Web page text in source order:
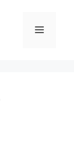
Menu